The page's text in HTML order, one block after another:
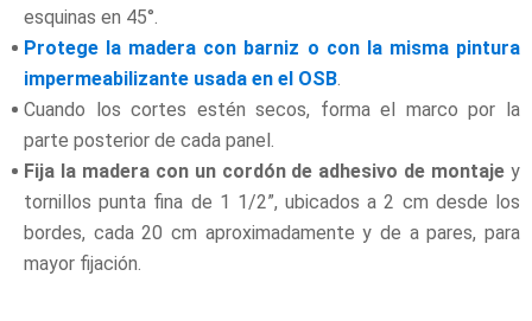
esquinas en 45°.
Protege la madera con barniz o con la misma pintura
impermeabilizante usada en el OSB.
Cuando los cortes estén secos, forma el marco por la
parte posterior de cada panel.
Fija la madera con un cordón de adhesivo de montaje y
tornillos punta fina de 1 1/2”, ubicados a 2 cm desde los
bordes, cada 20 cm aproximadamente y de a pares, para
mayor fijación.